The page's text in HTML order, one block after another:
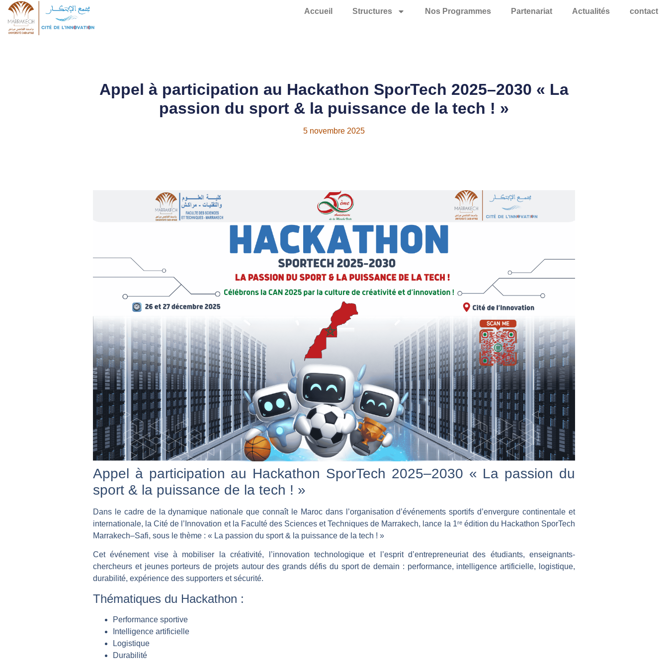
Accueil Structures Nos Programmes Partenariat Actualités contact
Appel à participation au Hackathon SporTech 2025–2030 « La
passion du sport & la puissance de la tech ! »
5 novembre 2025
Appel à participation au Hackathon SporTech 2025–2030 « La passion du
sport & la puissance de la tech ! »
Dans le cadre de la dynamique nationale que connaît le Maroc dans l’organisation d’événements sportifs d’envergure continentale et
internationale, la Cité de l’Innovation et la Faculté des Sciences et Techniques de Marrakech, lance la 1ʳᵉ édition du Hackathon SporTech
Marrakech–Safi, sous le thème : « La passion du sport & la puissance de la tech ! »
Cet événement vise à mobiliser la créativité, l’innovation technologique et l’esprit d’entrepreneuriat des étudiants, enseignants-
chercheurs et jeunes porteurs de projets autour des grands défis du sport de demain : performance, intelligence artificielle, logistique,
durabilité, expérience des supporters et sécurité.
Thématiques du Hackathon :
Performance sportive
Intelligence artificielle
Logistique
Durabilité